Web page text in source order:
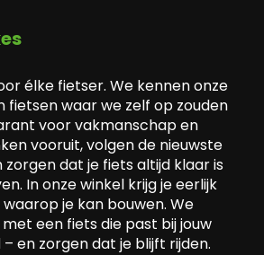
élke fietser. We kennen onze
fietsen waar we zelf op zouden
voor vakmanschap en
vooruit, volgen de nieuwste
dat je fiets altijd klaar is
In onze winkel krijg je eerlijk
je kan bouwen. We
een fiets die past bij jouw
– en zorgen dat je blijft rijden.